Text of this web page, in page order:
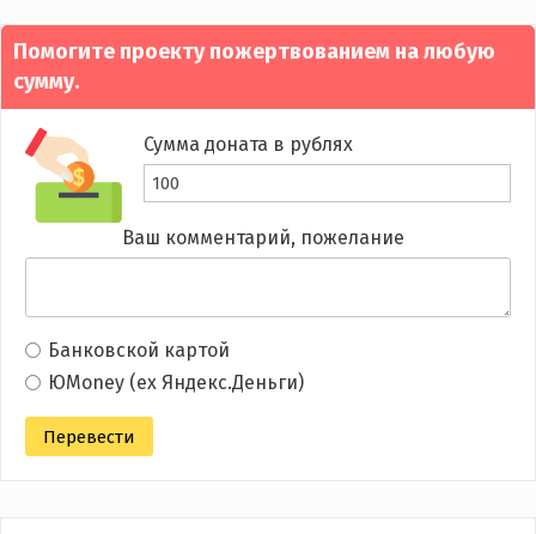
Помогите проекту пожертвованием на любую
сумму.
Сумма доната в рублях
Ваш комментарий, пожелание
Банковской картой
ЮMoney (ex Яндекс.Деньги)